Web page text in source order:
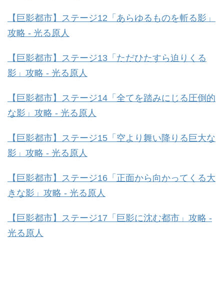
【巨影都市】ステージ12「あらゆるものを斬る影」
攻略 - 光る原人
【巨影都市】ステージ13「ただひたすら迫りくる
影」攻略 - 光る原人
【巨影都市】ステージ14「全てを踏みにじる圧倒的
な影」攻略 - 光る原人
【巨影都市】ステージ15「空より舞い降りる巨大な
影」攻略 - 光る原人
【巨影都市】ステージ16「正面から向かってくる大
きな影」攻略 - 光る原人
【巨影都市】ステージ17「巨影に沈む都市」攻略 -
光る原人